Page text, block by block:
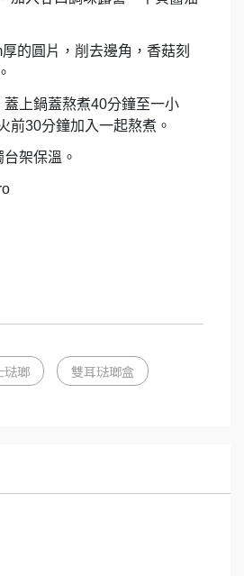
厚的圓片，削去邊角，香菇刻
蓋上鍋蓋熬煮40分鐘至一小
前30分鐘加入一起熬煮。
架保溫。
琺瑯 雙耳琺瑯盒